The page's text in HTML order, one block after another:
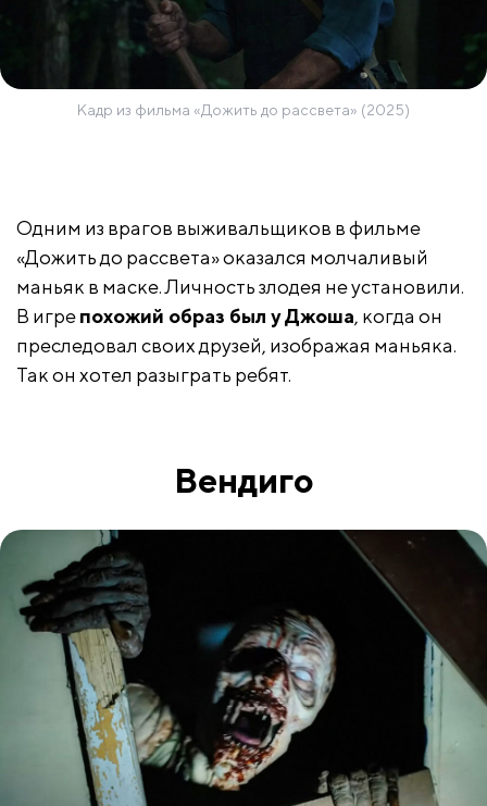
Кадр из фильма «Дожить до рассвета» (2025)
Одним из врагов выживальщиков в фильме
«Дожить до рассвета» оказался молчаливый
маньяк в маске. Личность злодея не установили.
В игрепохожий образ был у Джоша, когда он
преследовал своих друзей, изображая маньяка.
Так он хотел разыграть ребят.
Вендиго